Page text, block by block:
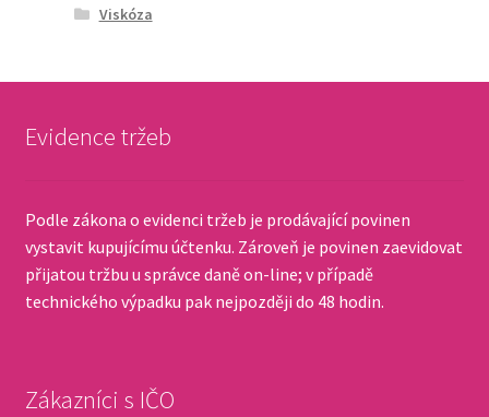
Viskóza
Evidence tržeb
Podle zákona o evidenci tržeb je prodávající povinen
vystavit kupujícímu účtenku. Zároveň je povinen zaevidovat
přijatou tržbu u správce daně on-line; v případě
technického výpadku pak nejpozději do 48 hodin.
Zákazníci s IČO